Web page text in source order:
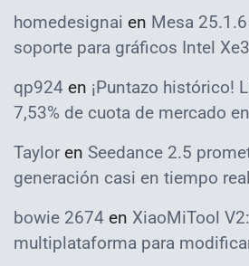
homedesignai en Mesa
soporte para gráficos Intel
qp924 en ¡Puntazo histórico!
7,53% de cuota de mercado
Taylor en Seedance 2.5
generación casi en tiempo real
bowie 2674 en XiaoMiTool
multiplataforma para